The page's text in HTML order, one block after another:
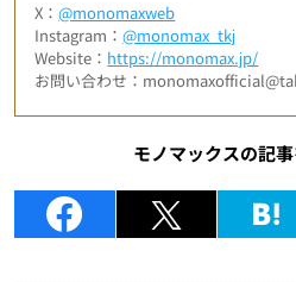
X：@monomaxweb
Instagram：@monomax_tkj
Website： https://monomax.jp/
お問い合わせ：
モノマックスの記